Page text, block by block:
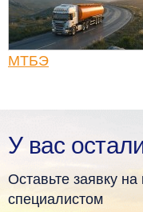
МТБЭ
У вас
Оставьте заявку
специалистом